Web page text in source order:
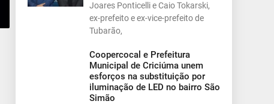
Joares Ponticelli e Caio Tokarski,
ex-prefeito e ex-vice-prefeito de
Tubarão,
Coopercocal e Prefeitura
Municipal de Criciúma unem
esforços na substituição por
iluminação de LED no bairro São
Simão